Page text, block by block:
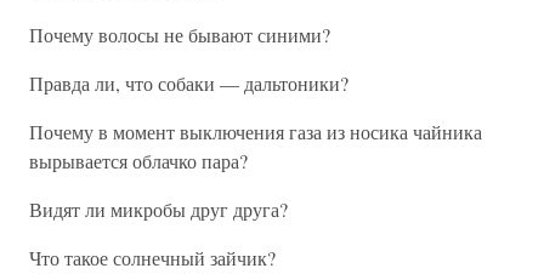
Почему волосы не бывают синими?
Правда ли, что собаки — дальтоники?
Почему в момент выключения газа из носика чайника
вырывается облачко пара?
Видят ли микробы друг друга?
Что такое солнечный зайчик?